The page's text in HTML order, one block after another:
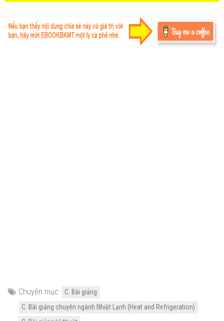
Chuyên mục:
C. Bài giảng
C. Bài giảng chuyên ngành Nhiệt Lạnh (Heat and Refrigeration)